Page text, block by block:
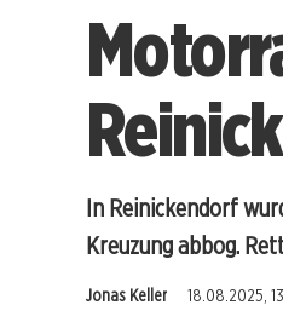
In Reinickendorf
Kreuzung abbog.
Jonas Keller 18.08.2025,